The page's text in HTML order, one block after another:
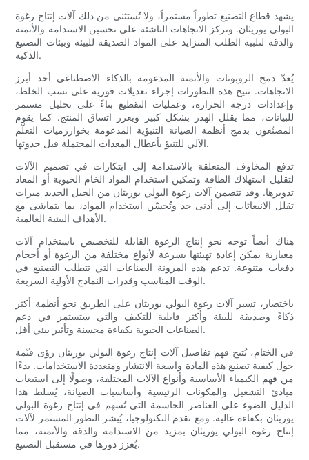
يشهد قطاع التصنيع تطوراً مستمراً، ولا تُستثنى من ذلك آلات إنتاج رغوة
البولي يوريثان. وتركز الاتجاهات الناشئة على تحسين الاستدامة والأتمتة
والدقة لتلبية الطلب المتزايد على المواد الصديقة للبيئة وبيئات التصنيع
الذكية.
يُعدّ دمج الروبوتات والأتمتة المدعومة بالذكاء الاصطناعي أحد أبرز
الاتجاهات. تتيح هذه التطورات إجراء تعديلات فورية على نسب الخلط،
وإعدادات درجة الحرارة، وعمليات التقطيع بناءً على تحليل مستمر
للبيانات، مما يقلل الهدر بشكل كبير ويعزز اتساق المنتج. كما يقوم
المصنّعون بدمج أنظمة الصيانة التنبؤية المدعومة بخوارزميات التعلّم
الآلي للتنبؤ بأعطال المعدات المحتملة قبل حدوثها.
تدفع المخاوف المتعلقة بالاستدامة إلى ابتكارات في تصميم الآلات
لتقليل استهلاك الطاقة وتمكين استخدام المواد الخام الحيوية أو المعاد
تدويرها. وقد تتضمن آلات رغوة البولي يوريثان من الجيل الجديد ميزات
تقلل الانبعاثات إلى أدنى حد وتُحسّن استخدام المواد، بما يتماشى مع
الأهداف البيئية العالمية.
هناك أيضاً توجه نحو إنتاج الرغوة القابلة للتخصيص باستخدام آلات
معيارية يمكن إعادة تهيئتها بسرعة لأنواع مختلفة من الرغوة أو أحجام
دفعات متنوعة. تدعم هذه المرونة الصناعات التي تتطلب التصنيع في
الوقت المناسب وقدرات النماذج الأولية السريعة.
باختصار، تسير آلات رغوة البولي يوريثان على الطريق نحو أنظمة أكثر
ذكاءً وصديقة للبيئة وأكثر قابلية للتكيف والتي ستستمر في دعم
الصناعات الحيوية بكفاءة محسنة وتأثير بيئي أقل.
في الختام، يُتيح فهم تفاصيل آلات إنتاج رغوة البولي يوريثان رؤى قيّمة
حول كيفية تصنيع هذه المادة واسعة الانتشار ومتعددة الاستخدامات. بدءًا
من فهم الكيمياء الأساسية وأنواع الآلات المختلفة، وصولًا إلى استيعاب
مبادئ التشغيل والمكونات الرئيسية وأساسيات الصيانة، يُسلط هذا
الدليل الضوء على العناصر الحاسمة التي تُسهم في إنتاج رغوة البولي
يوريثان بكفاءة عالية. ومع تقدم التكنولوجيا، يُبشر التطور المستمر لآلات
إنتاج رغوة البولي يوريثان بمزيد من الاستدامة والدقة والأتمتة، مما
يُعزز دورها في مستقبل التصنيع.